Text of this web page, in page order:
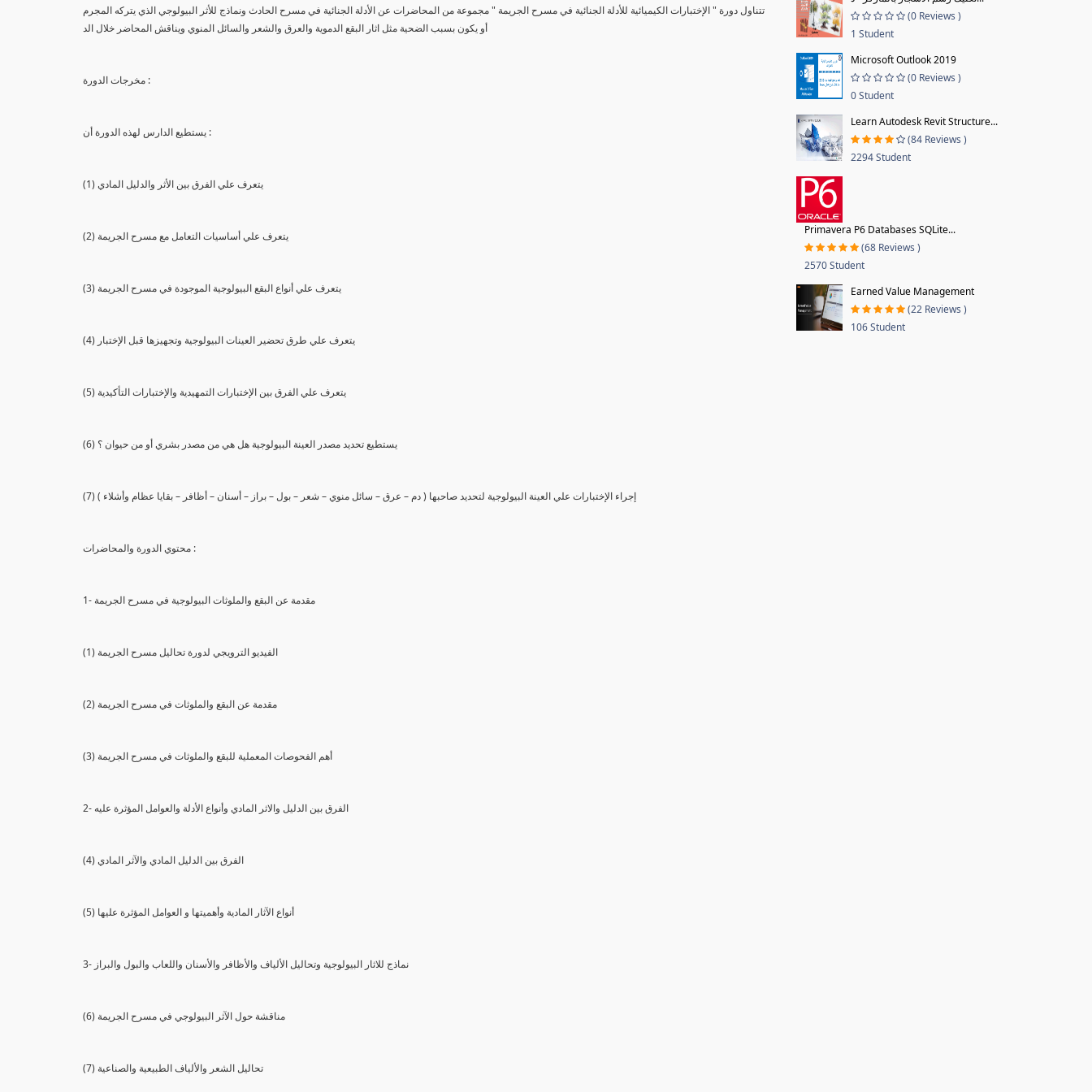
تتناول دورة " الإختبارات الكيميائية للأدلة الجنائية في مسرح الجريمة " مجموعة من المحاضرات عن الأدلة الجنائية في مسرح الحادث ونماذج للأثر البيولوجي الذي يتركه المجرم
أو يكون بسبب الضحية مثل اثار البقع الدموية والعرق والشعر والسائل المنوي ويناقش المحاضر خلال الد
مخرجات الدورة :
يستطيع الدارس لهذه الدورة أن :
(1) يتعرف علي الفرق بين الأثر والدليل المادي
(2) يتعرف علي أساسيات التعامل مع مسرح الجريمة
(3) يتعرف علي أنواع البقع البيولوجية الموجودة في مسرح الجريمة
(4) يتعرف علي طرق تحضير العينات البيولوجية وتجهيزها قبل الإختبار
(5) يتعرف علي الفرق بين الإختبارات التمهيدية والإختبارات التأكيدية
(6) يستطيع تحديد مصدر العينة البيولوجية هل هي من مصدر بشري أو من حيوان ؟
(7) إجراء الإختبارات علي العينة البيولوجية لتحديد صاحبها ( دم – عرق – سائل منوي – شعر – بول – براز – أسنان – أظافر – بقايا عظام وأشلاء )
محتوي الدورة والمحاضرات :
1- مقدمة عن البقع والملوثات البيولوجية في مسرح الجريمة
(1) الفيديو الترويجي لدورة تحاليل مسرح الجريمة
(2) مقدمة عن البقع والملوثات في مسرح الجريمة
(3) أهم الفحوصات المعملية للبقع والملوثات في مسرح الجريمة
2- الفرق بين الدليل والاثر المادي وأنواع الأدلة والعوامل المؤثرة عليه
(4) الفرق بين الدليل المادي والآثر المادي
(5) أنواع الآثار المادية وأهميتها و العوامل المؤثرة عليها
3- نماذج للاثار البيولوجية وتحاليل الألياف والأظافر والأسنان واللعاب والبول والبراز
(6) مناقشة حول الآثر البيولوجي في مسرح الجريمة
(7) تحاليل الشعر والألياف الطبيعية والصناعية
(0 Reviews )
1 Student
Microsoft Outlook 2019
(0 Reviews )
0 Student
Learn Autodesk Revit Structure...
(84 Reviews )
2294 Student
Primavera P6 Databases SQLite...
(68 Reviews )
2570 Student
Earned Value Management
(22 Reviews )
106 Student